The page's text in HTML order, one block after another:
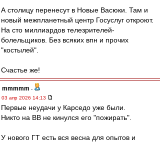
А столицу перенесут в Новые Васюки. Там и
новый межпланетный центр Госуслуг откроют.
На сто миллиардов телезрителей-
болельщиков. Без всяких впн и прочих
"костылей".
Счастье же!
mmmmm -
03 апр 2026 14:13
Первые неудачи у Карседо уже были.
Никто на ВВ не кинулся его "пожирать".
У нового ГТ есть вся весна для опытов и